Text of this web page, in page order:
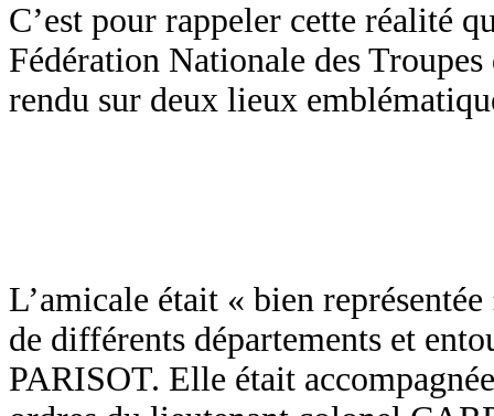
C’est pour rappeler cette réalité
Fédération Nationale des
rendu sur deux lieux
L’amicale était « bien
de différents départements et
PARISOT. Elle était